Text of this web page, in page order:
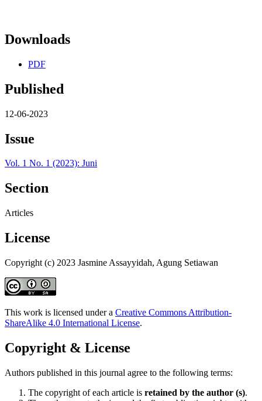
Downloads
PDF
Published
12-06-2023
Issue
Vol. 1 No. 1 (2023): Juni
Section
Articles
License
Copyright (c) 2023 Jasmine Assayyidah, Agung Setiawan
This work is licensed under a Creative Commons Attribution-
ShareAlike 4.0 International License.
Copyright & License
Authors published in this journal agree to the following terms:
The copyright of each article is retained by the author (s).